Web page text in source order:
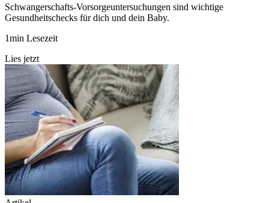
Schwangerschafts-Vorsorgeuntersuchungen sind wichtige
Gesundheitschecks für dich und dein Baby.
1min Lesezeit
Lies jetzt